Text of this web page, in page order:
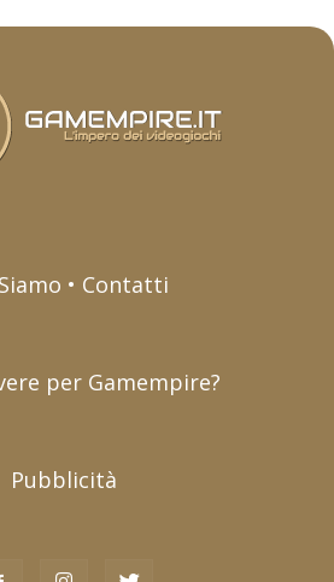
• Contatti
per Gamempire?
Pubblicità